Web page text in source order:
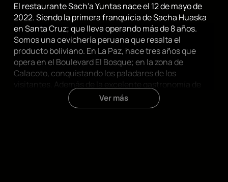
El restaurante Sach'a Yuntas nace el 12 de mayo de
2022. Siendo la primera franquicia de Sacha Huaska
en Santa Cruz; que lleva operando más de 8 años.
Somos una cevichería peruana que resalta el
producto boliviano. En La Paz, hace tres años que
opera en el Boulevard El Bosque; en la zona de
Calacoto, conquistando los paladares de los
visitantes. Además de la excelente gastronomía de
Sach'a, se destaca la coctelería de autor y su cálido
Ver más